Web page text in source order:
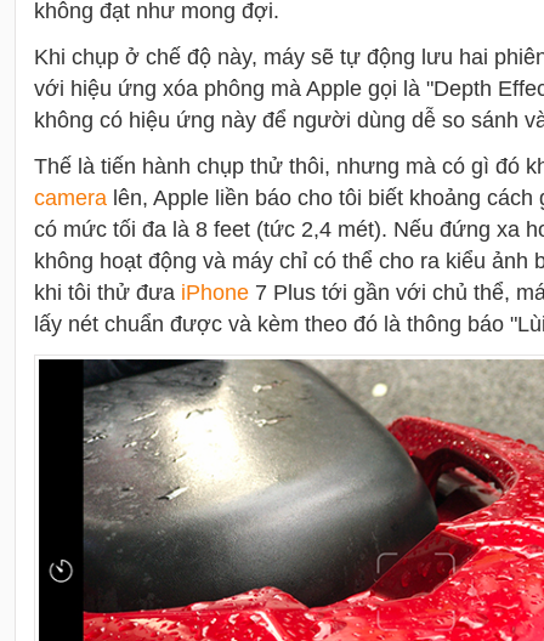
không đạt như mong đợi.
Khi chụp ở chế độ này, máy sẽ tự động lưu hai
với hiệu ứng xóa phông mà Apple gọi là "Depth
không có hiệu ứng này để người dùng dễ so sánh
Thế là tiến hành chụp thử thôi, nhưng mà có gì đó
camera lên, Apple liền báo cho tôi biết khoảng
có mức tối đa là 8 feet (tức 2,4 mét). Nếu đứng xa
không hoạt động và máy chỉ có thể cho ra kiểu ảnh
khi tôi thử đưa iPhone 7 Plus tới gần với chủ thể,
lấy nét chuẩn được và kèm theo đó là thông báo